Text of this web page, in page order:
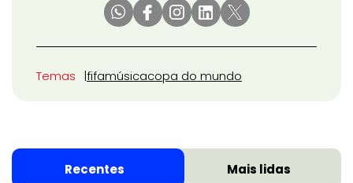
Temas fifamúsicacopa do mundo
Recentes Mais lidas